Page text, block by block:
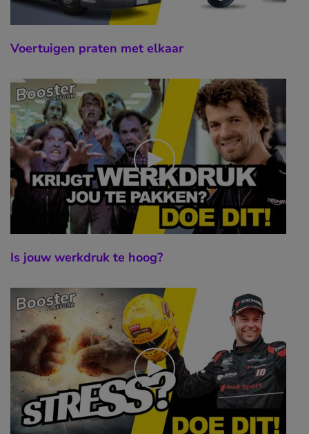
Voertuigen praten met elkaar
Is jouw werkdruk te hoog?